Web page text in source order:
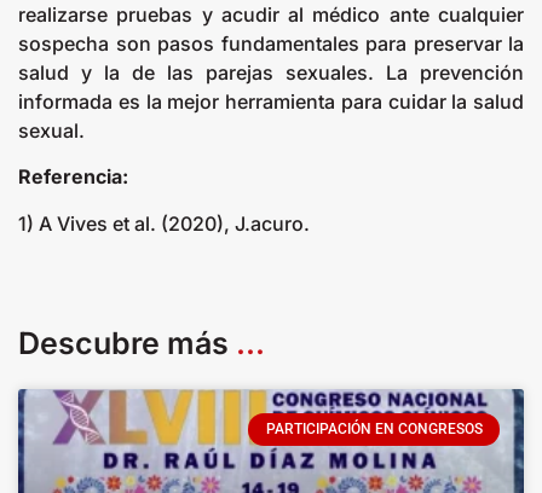
realizarse pruebas y acudir al médico ante cualquier
sospecha son pasos fundamentales para preservar la
salud y la de las parejas sexuales. La prevención
informada es la mejor herramienta para cuidar la salud
sexual.
Referencia:
1) A Vives et al. (2020), J.acuro.
Descubre más ...
PARTICIPACIÓN EN CONGRESOS